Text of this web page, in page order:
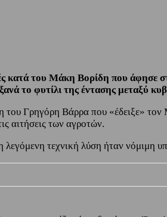
κατά του Μάκη Βορίδη που άφησε
φυτίλι της έντασης μεταξύ
Γρηγόρη Βάρρα που «έδειξε»
αιτήσεις των αγροτών.
λεγόμενη τεχνική λύση ήταν νόμιμη